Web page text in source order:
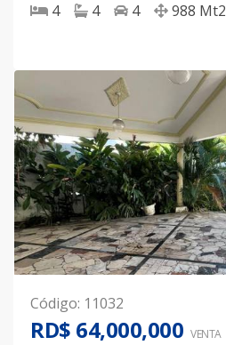
4 4 4 988 Mt2
Código: 11032
RD$ 64,000,000 VENTA